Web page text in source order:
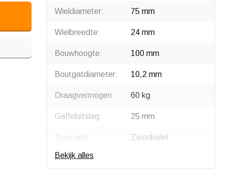
Wieldiameter: 75 mm
Wielbreedte: 24 mm
Bouwhoogte: 100 mm
Boutgatdiameter: 10,2 mm
Draagvermogen: 60 kg
Gaffeluitslag: 25 mm
Type wiel: Zwenkwiel
Montage:
Bekijk alles